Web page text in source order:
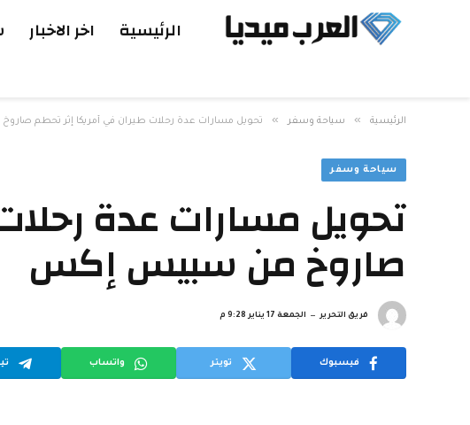
الرئيسية اخر الاخبار
الرئيسية » سياحة وسفر » تحويل مسارات عدة رحلات طيران في أمريكا إثر تحطم
سياحة وسفر
تحويل مسارات عدة
صاروخ من سبيس إكس
فريق التحرير الجمعة 17 يناير 9:28 م
فيسبوك تويتر واتساب